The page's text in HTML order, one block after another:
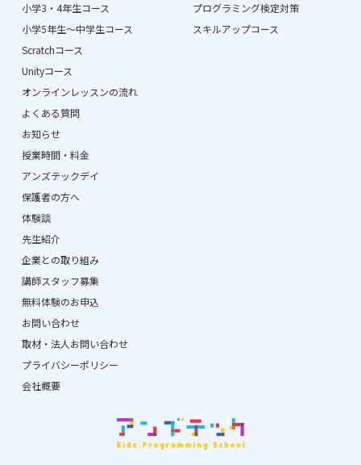
小学3・4年生コース
小学5年生〜中学生コース
Scratchコース
Unityコース
オンラインレッスンの流れ
よくある質問
お知らせ
授業時間・料金
アンズテックデイ
プログラミング検定対策
スキルアップコース
保護者の方へ
体験談
先生紹介
企業との取り組み
講師スタッフ募集
無料体験のお申込
お問い合わせ
取材・法人お問い合わせ
プライバシーポリシー
会社概要